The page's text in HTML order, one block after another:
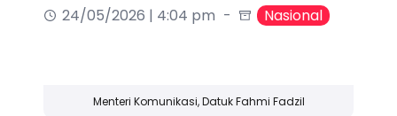
24/05/2026 | 4:04 pm
Nasional
Menteri Komunikasi, Datuk Fahmi Fadzil